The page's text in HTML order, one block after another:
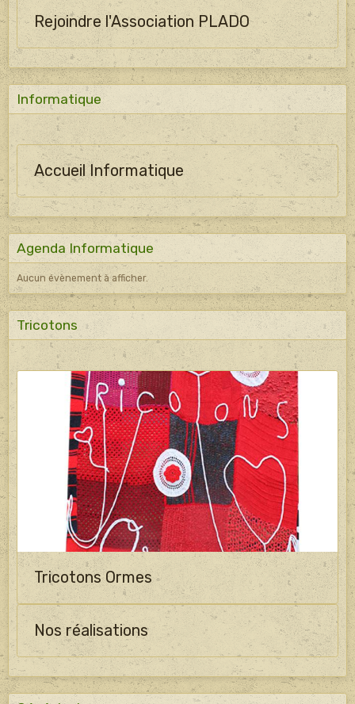
Rejoindre l'Association PLADO
Informatique
Accueil Informatique
Agenda Informatique
Aucun évènement à afficher.
Tricotons
Tricotons Ormes
Nos réalisations